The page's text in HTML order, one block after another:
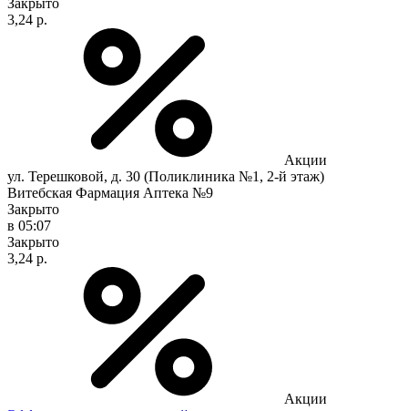
3,24 р.
Акции
ул. Терешковой, д. 30 (Поликлиника №1, 2-й этаж)
Витебская Фармация Аптека №9
Закрыто
в 05:07
Закрыто
3,24 р.
Акции